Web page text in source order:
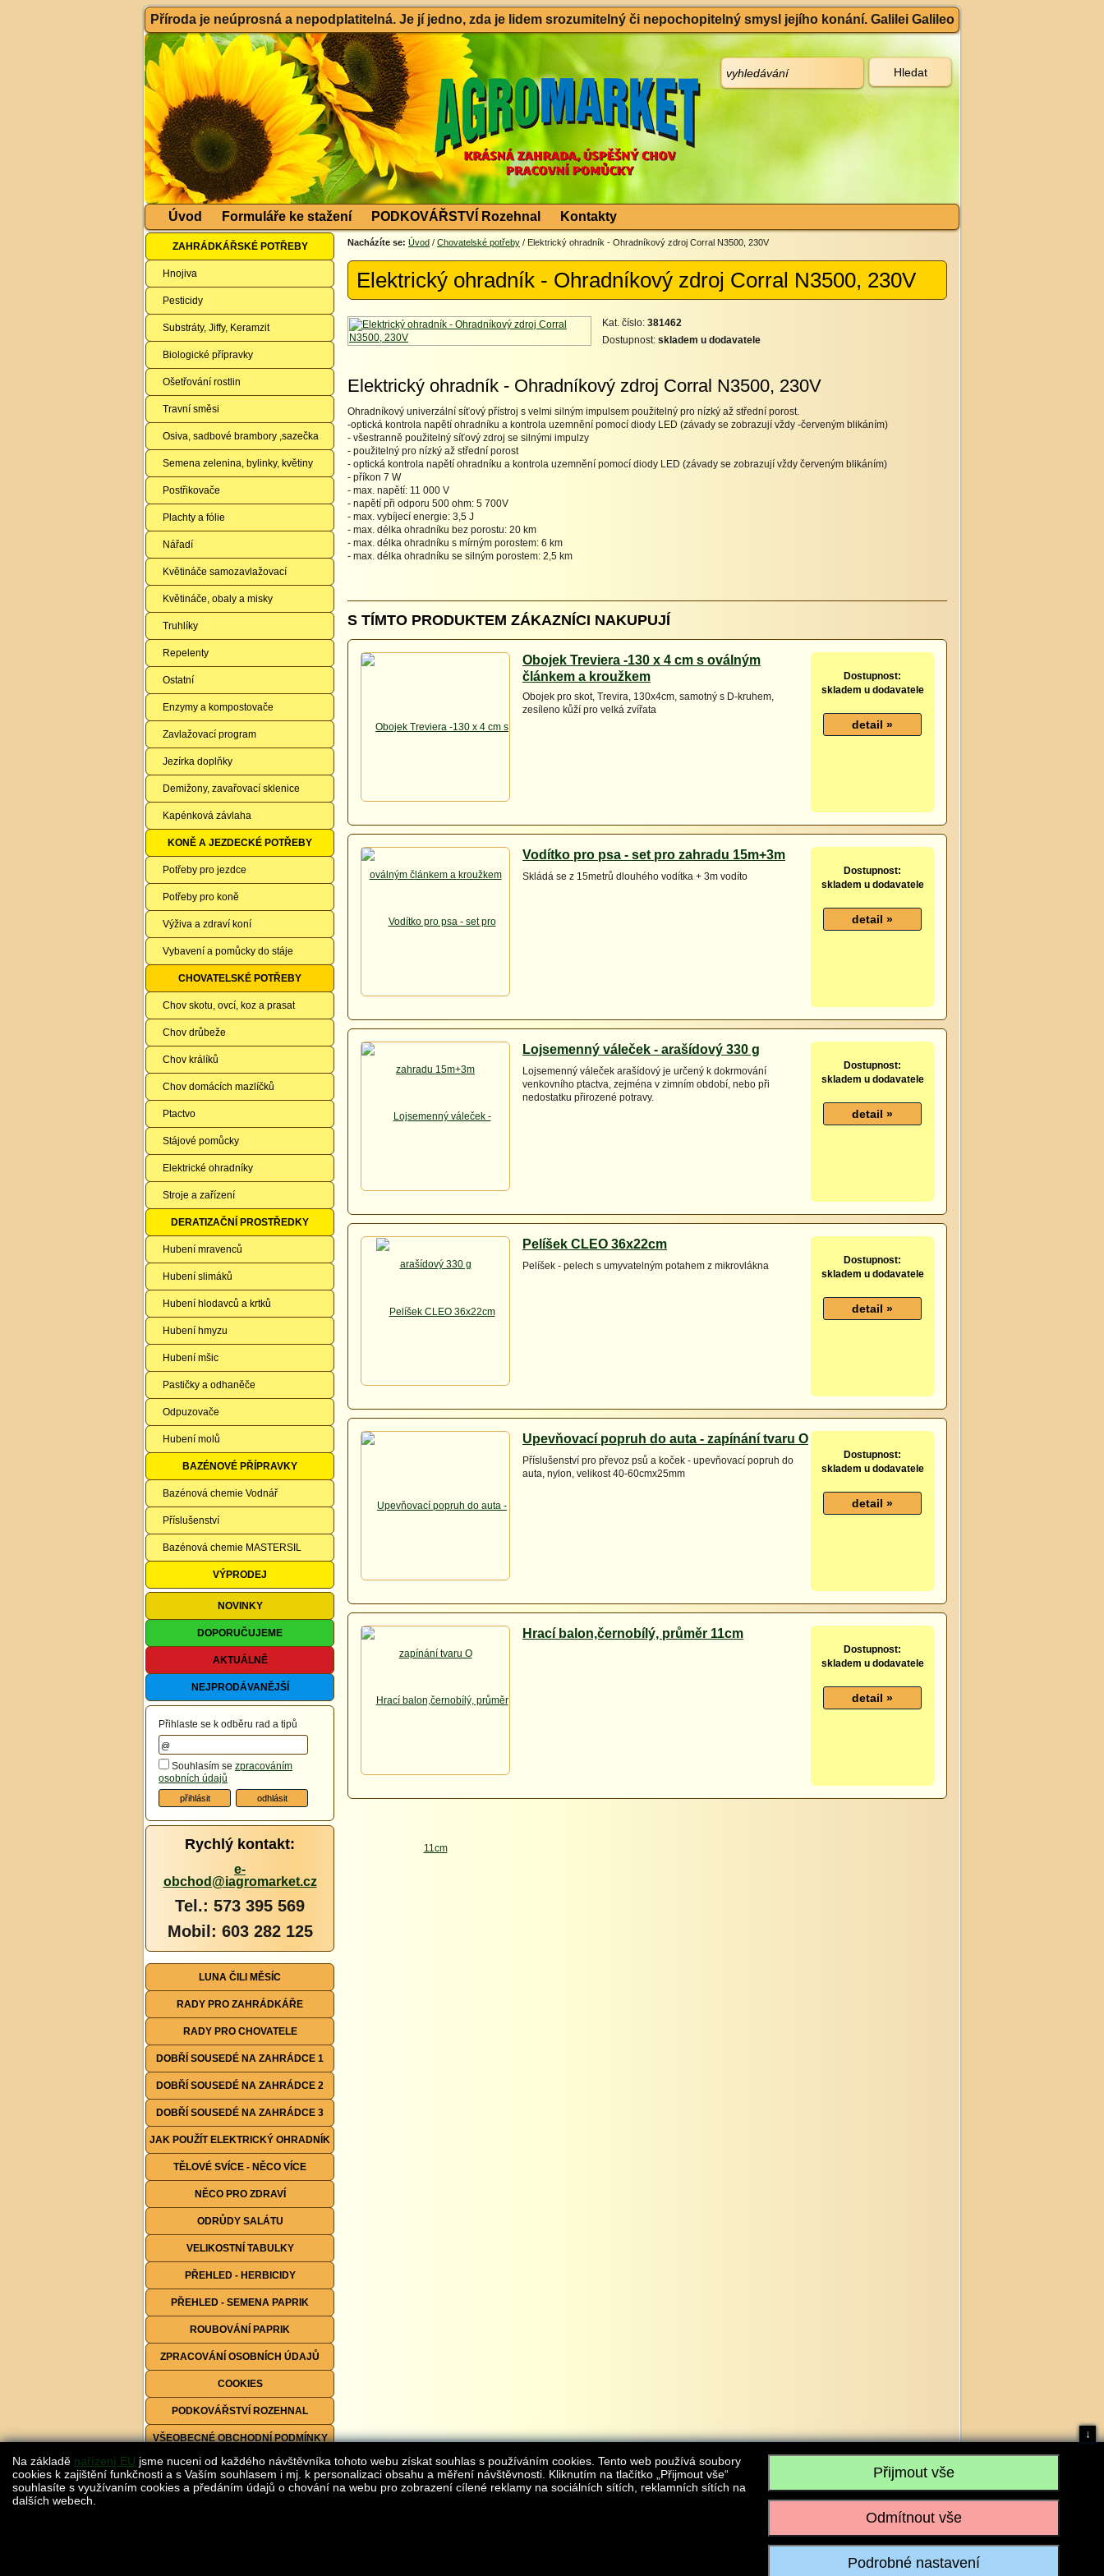
Příroda je neúprosná a nepodplatitelná. Je jí jedno, zda je lidem srozumitelný či nepochopitelný smysl jejího konání. Galilei Galileo
Úvod Formuláře ke stažení PODKOVÁŘSTVÍ Rozehnal Kontakty
ZAHRÁDKÁŘSKÉ POTŘEBY
Hnojiva
Pesticidy
Substráty, Jiffy, Keramzit
Biologické přípravky
Ošetřování rostlin
Travní směsi
Osiva, sadbové brambory ,sazečka
Semena zelenina, bylinky, květiny
Postřikovače
Plachty a fólie
Nářadí
Květináče samozavlažovací
Květináče, obaly a misky
Truhlíky
Repelenty
Ostatní
Enzymy a kompostovače
Zavlažovací program
Jezírka doplňky
Demižony, zavařovací sklenice
Kapénková závlaha
KONĚ A JEZDECKÉ POTŘEBY
Potřeby pro jezdce
Potřeby pro koně
Výživa a zdraví koní
Vybavení a pomůcky do stáje
CHOVATELSKÉ POTŘEBY
Chov skotu, ovcí, koz a prasat
Chov drůbeže
Chov králíků
Chov domácích mazlíčků
Ptactvo
Stájové pomůcky
Elektrické ohradníky
Stroje a zařízení
DERATIZAČNÍ PROSTŘEDKY
Hubení mravenců
Hubení slimáků
Hubení hlodavců a krtků
Hubení hmyzu
Hubení mšic
Pastičky a odhaněče
Odpuzovače
Hubení molů
BAZÉNOVÉ PŘÍPRAVKY
Bazénová chemie Vodnář
Příslušenství
Bazénová chemie MASTERSIL
VÝPRODEJ
NOVINKY
DOPORUČUJEME
AKTUÁLNĚ
NEJPRODÁVANĚJŠÍ
Přihlaste se k odběru rad a tipů
Souhlasím se zpracováním
osobních údajů
Rychlý kontakt:
e-
obchod@iagromarket.cz
Tel.: 573 395 569
Mobil: 603 282 125
LUNA ČILI MĚSÍC
RADY PRO ZAHRÁDKÁŘE
RADY PRO CHOVATELE
DOBŘÍ SOUSEDÉ NA ZAHRÁDCE 1
DOBŘÍ SOUSEDÉ NA ZAHRÁDCE 2
DOBŘÍ SOUSEDÉ NA ZAHRÁDCE 3
JAK POUŽÍT ELEKTRICKÝ OHRADNÍK
TĚLOVÉ SVÍCE - NĚCO VÍCE
NĚCO PRO ZDRAVÍ
ODRŮDY SALÁTU
VELIKOSTNÍ TABULKY
PŘEHLED - HERBICIDY
PŘEHLED - SEMENA PAPRIK
ROUBOVÁNÍ PAPRIK
ZPRACOVÁNÍ OSOBNÍCH ÚDAJŮ
COOKIES
PODKOVÁŘSTVÍ ROZEHNAL
VŠEOBECNÉ OBCHODNÍ PODMÍNKY
FORMULÁŘE KE STAŽENÍ
Nacházíte se: Úvod / Chovatelské potřeby / Elektrický ohradník - Ohradníkový zdroj Corral N3500, 230V
Elektrický ohradník - Ohradníkový zdroj Corral N3500, 230V
Kat. číslo: 381462
Dostupnost: skladem u dodavatele
Elektrický ohradník - Ohradníkový zdroj Corral N3500, 230V
Ohradníkový univerzální síťový přístroj s velmi silným impulsem použitelný pro nízký až střední porost.
-optická kontrola napětí ohradníku a kontrola uzemnění pomocí diody LED (závady se zobrazují vždy -červeným blikáním)
- všestranně použitelný síťový zdroj se silnými impulzy
- použitelný pro nízký až střední porost
- optická kontrola napětí ohradníku a kontrola uzemnění pomocí diody LED (závady se zobrazují vždy červeným blikáním)
- příkon 7 W
- max. napětí: 11 000 V
- napětí při odporu 500 ohm: 5 700V
- max. vybíjecí energie: 3,5 J
- max. délka ohradníku bez porostu: 20 km
- max. délka ohradníku s mírným porostem: 6 km
- max. délka ohradníku se silným porostem: 2,5 km
S TÍMTO PRODUKTEM ZÁKAZNÍCI NAKUPUJÍ
Obojek Treviera -130 x 4 cm s oválným
článkem a kroužkem
Obojek pro skot, Trevira, 130x4cm, samotný s D-kruhem,
zesíleno kůží pro velká zvířata
Dostupnost:
skladem u dodavatele
Vodítko pro psa - set pro zahradu 15m+3m
Skládá se z 15metrů dlouhého vodítka + 3m vodíto
Dostupnost:
skladem u dodavatele
Lojsemenný váleček - arašídový 330 g
Lojsemenný váleček arašídový je určený k dokrmování
venkovního ptactva, zejména v zimním období, nebo při
nedostatku přirozené potravy.
Dostupnost:
skladem u dodavatele
Pelíšek CLEO 36x22cm
Pelíšek - pelech s umyvatelným potahem z mikrovlákna
Dostupnost:
skladem u dodavatele
Upevňovací popruh do auta - zapínání tvaru O
Příslušenství pro převoz psů a koček - upevňovací popruh do
auta, nylon, velikost 40-60cmx25mm
Dostupnost:
skladem u dodavatele
Hrací balon,černobílý, průměr 11cm
Dostupnost:
skladem u dodavatele
je AGROMARKET IRSI s.r.o., IČO: 28304845, se sídlem č.p. 17, 768 75 Loukov
Realizace:w-software.com
Na základě nařízení EU jsme nuceni od každého návštěvníka tohoto webu získat souhlas s používáním cookies. Tento web používá soubory
cookies k zajištění funkčnosti a s Vaším souhlasem i mj. k personalizaci obsahu a měření návštěvnosti. Kliknutím na tlačítko „Přijmout vše“
souhlasíte s využívaním cookies a předáním údajů o chování na webu pro zobrazení cílené reklamy na sociálních sítích, reklamních sítích na
dalších webech.
↓